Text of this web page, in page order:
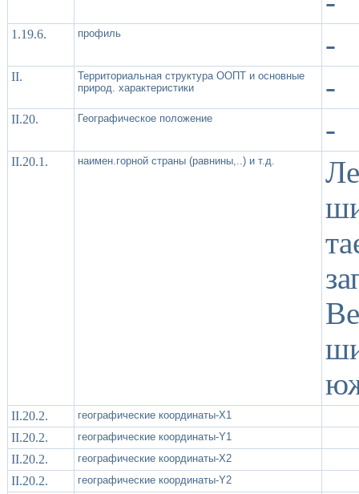
1.19.6. профиль -
II.
Территориальная структура ООПТ и основные
природ. характеристики
-
II.20. Географическое положение -
II.20.1. наимен.горной страны (равнины,..) и т.д.
II.20.2. географические координаты-X1
II.20.2. географические координаты-Y1
II.20.2. географические координаты-X2
II.20.2. географические координаты-Y2